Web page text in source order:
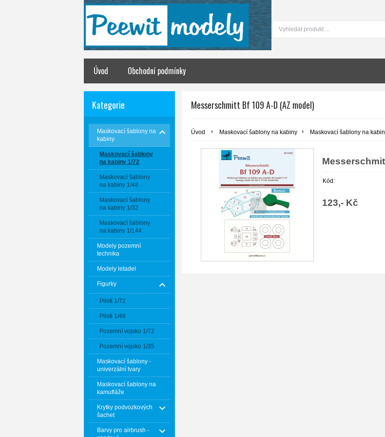
Úvod Obchodní podmínky
Kategorie
Maskovací šablony na
kabiny
Maskovací šablony
na kabiny 1/72
Maskovací šablony
na kabiny 1/48
Maskovací šablony
na kabiny 1/32
Maskovací šablony
na kabiny 1/144
Modely pozemní
technika
Modely letadel
Figurky
Piloti 1/72
Piloti 1/48
Pozemní vojsko 1/72
Pozemní vojsko 1/35
Maskovací šablony -
univerzální tvary
Maskovací šablony na
kamufláže
Krytky podvozkových
šachet
Barvy pro airbrush -
Messerschmitt Bf 109 A-D (AZ model)
Úvod Maskovací šablony na kabiny Maskovací šablony na
Kód:
123,- Kč